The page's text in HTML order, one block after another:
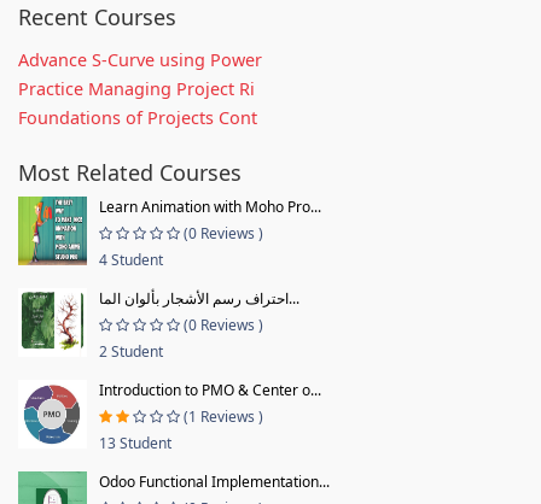
Recent Courses
Advance S-Curve using Power
Practice Managing Project Ri
Foundations of Projects Cont
Most Related Courses
Learn Animation with Moho Pro...
(0 Reviews )
4 Student
احتراف رسم الأشجار بألوان الما...
(0 Reviews )
2 Student
Introduction to PMO & Center o...
(1 Reviews )
13 Student
Odoo Functional Implementation...